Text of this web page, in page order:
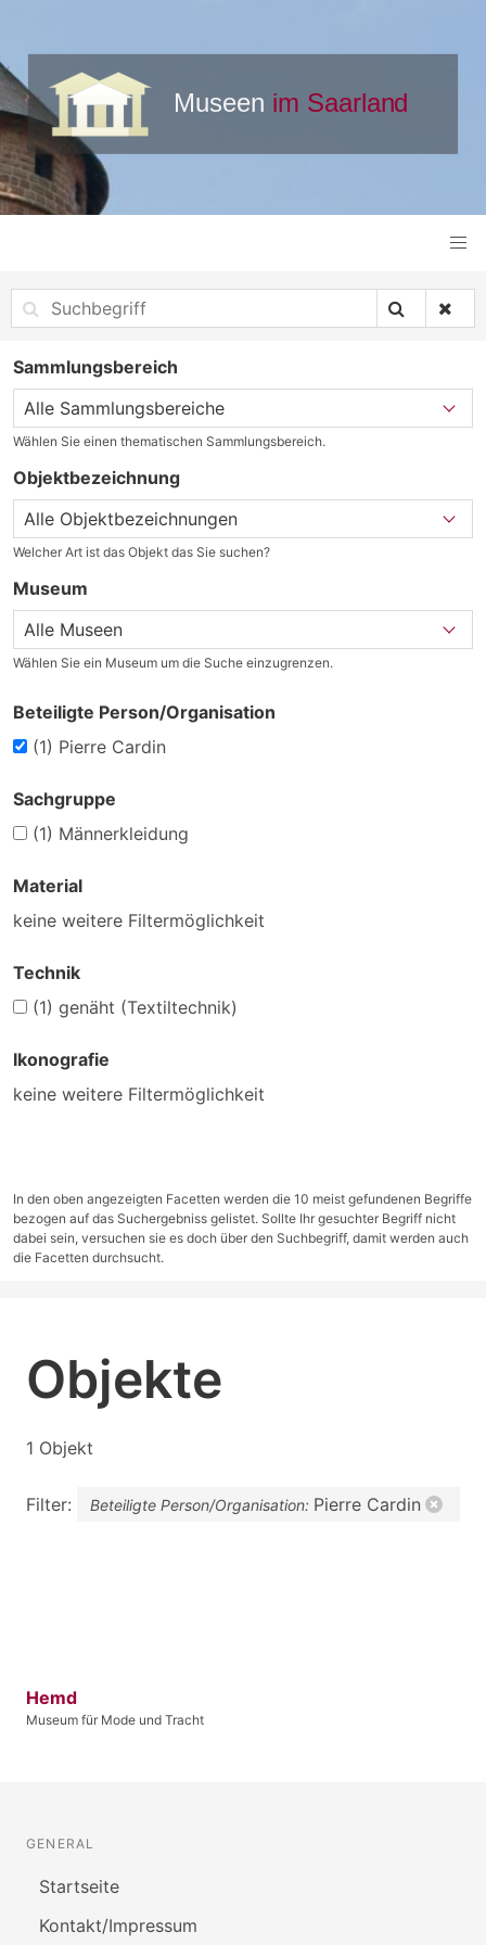
Sammlungsbereich
Wählen Sie einen thematischen Sammlungsbereich.
Objektbezeichnung
Welcher Art ist das Objekt das Sie suchen?
Museum
Wählen Sie ein Museum um die Suche einzugrenzen.
Beteiligte Person/Organisation
(1) Pierre Cardin
Sachgruppe
(1) Männerkleidung
Material
keine weitere Filtermöglichkeit
Technik
(1) genäht (Textiltechnik)
Ikonografie
keine weitere Filtermöglichkeit
In den oben angezeigten Facetten werden die 10 meist gefundenen Begriffe
bezogen auf das Suchergebniss gelistet. Sollte Ihr gesuchter Begriff nicht
dabei sein, versuchen sie es doch über den Suchbegriff, damit werden auch
die Facetten durchsucht.
Objekte
1 Objekt
Filter: Beteiligte Person/Organisation: Pierre Cardin
Hemd
Museum für Mode und Tracht
GENERAL
Startseite
Kontakt/Impressum